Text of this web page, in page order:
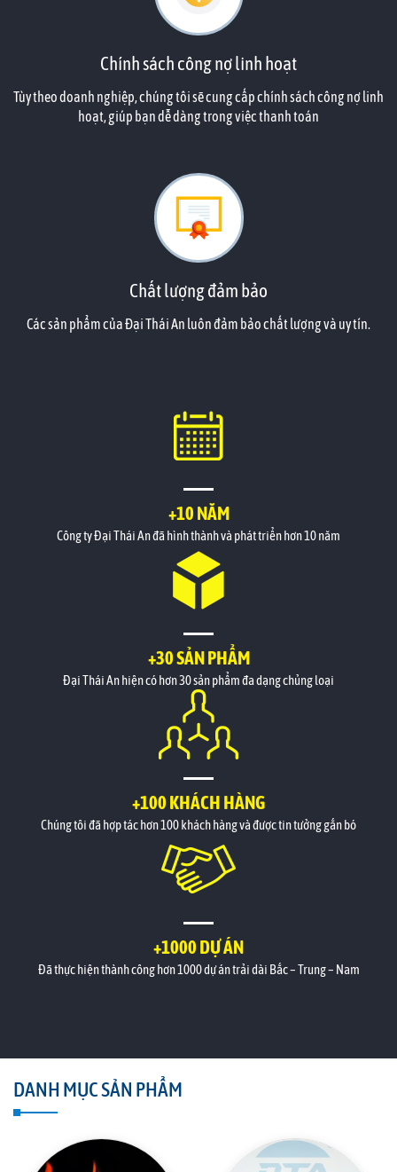
Chính sách công nợ linh hoạt
Tùy theo doanh nghiệp, chúng tôi sẽ cung cấp chính sách công nợ linh
hoạt, giúp bạn dễ dàng trong việc thanh toán
Chất lượng đảm bảo
Các sản phẩm của Đại Thái An luôn đảm bảo chất lượng và uy tín.
+10 NĂM
Công ty Đại Thái An đã hình thành và phát triển hơn 10 năm
+30 SẢN PHẨM
Đại Thái An hiện có hơn 30 sản phẩm đa dạng chủng loại
+100 KHÁCH HÀNG
Chúng tôi đã hợp tác hơn 100 khách hàng và được tin tưởng gắn bó
+1000 DỰ ÁN
Đã thực hiện thành công hơn 1000 dự án trải dài Bắc – Trung – Nam
DANH MỤC SẢN PHẨM